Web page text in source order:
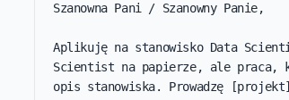
Szanowna Pani / Szanowny Panie,
Aplikuję na stanowisko Data
Scientist na papierze, ale praca,
opis stanowiska. Prowadzę